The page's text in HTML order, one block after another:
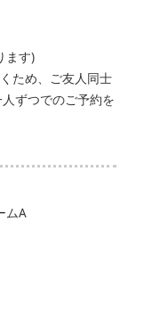
ます)
ため、ご友人同士
ずつでのご予約を
ムA